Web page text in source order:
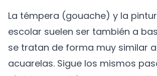
La témpera (gouache) y la
escolar suelen ser también a
se tratan de forma muy similar
acuarelas. Sigue los mismos